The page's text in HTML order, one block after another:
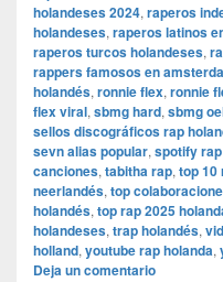
holandeses 2024, raperos
holandeses, raperos latinos
raperos turcos holandeses,
rappers famosos en
holandés, ronnie flex, ronnie
flex viral, sbmg hard, sbmg
sellos discográficos rap
sevn alias popular, spotify
canciones, tabitha rap, top 10
neerlandés, top
holandés, top rap 2025
holandeses, trap holandés,
holland, youtube rap holanda,
Deja un comentario